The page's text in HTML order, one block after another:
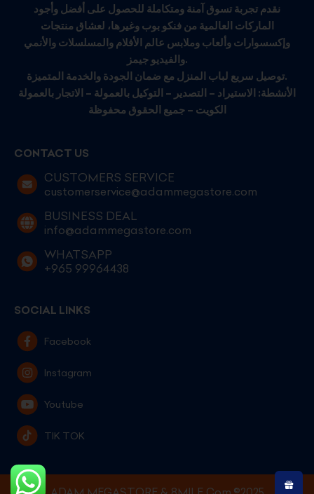
نقدم تجربة تسوق آمنة ومتكاملة للحصول على أفضل وأجود
الماركات العالمية من فنكو بوب وغيرها، لعشاق منتجات
وإكسسوارات وألعاب وملابس عالم الأفلام والمسلسلات والأنمي
والفيديو جيمز.
توصيل سريع لباب المنزل مع ضمان الجودة والخدمة المتميزة.
الأنشطة: الاستيراد – التصدير – التوكيل بالعمولة – الاتجار بالعمولة
الكويت – جميع الحقوق محفوظة
CONTACT US
CUSTOMERS SERVICE
customerservice@adammegastore.com
BUSINESS DEAL
info@adammegastore.com
WHATSAPP
+965 99964438
SOCIAL LINKS
Facebook
Instagram
Youtube
TIK TOK